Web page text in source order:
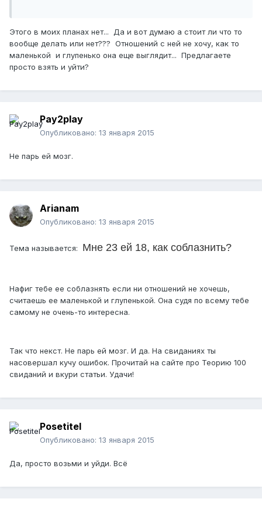
Этого в моих планах нет... Да и вот думаю а стоит ли что то
вообще делать или нет??? Отношений с ней не хочу, как то
маленькой и глупенько она еще выглядит... Предлагаете
просто взять и уйти?
Pay2play
Опубликовано: 13 января 2015
Не парь ей мозг.
Arianam
Опубликовано: 13 января 2015
Тема называется: Мне 23 ей 18, как соблазнить?
Нафиг тебе ее соблазнять если ни отношений не хочешь,
считаешь ее маленькой и глупенькой. Она судя по всему тебе
самому не очень-то интересна.
Так что некст. Не парь ей мозг. И да. На свиданиях ты
насовершал кучу ошибок. Прочитай на сайте про Теорию 100
свиданий и вкури статьи. Удачи!
Posetitel
Опубликовано: 13 января 2015
Да, просто возьми и уйди. Всё